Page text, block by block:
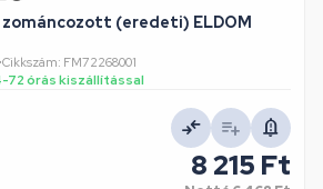
(eredeti) ELDOM
•Cikkszám: FM72268001
72 órás kiszállítással
8 215 Ft